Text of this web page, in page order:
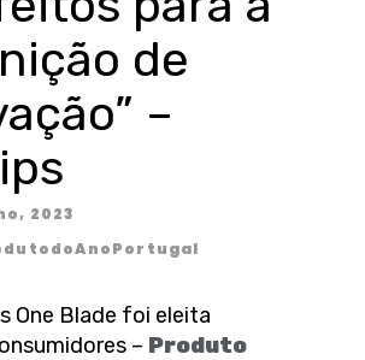
de
–
2023
One Blade foi eleita
– Produto